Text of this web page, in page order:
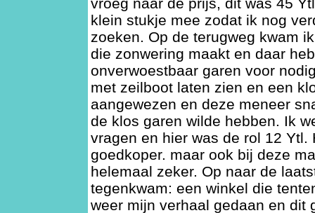
klein stukje mee zodat ik nog
zoeken. Op de terugweg kwam
die zonwering maakt en daar
onverwoestbaar garen voor
met zeilboot laten zien en een
aangewezen en deze meneer
de klos garen wilde hebben. Ik
vragen en hier was de rol 12 Ytl.
goedkoper. maar ook bij deze
helemaal zeker. Op naar de
tegenkwam: een winkel die
weer mijn verhaal gedaan en dit